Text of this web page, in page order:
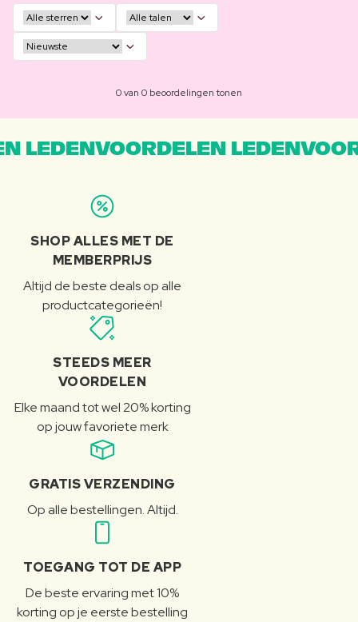
0 van 0 beoordelingen tonen
LEDENVOORDELEN
SHOP ALLES MET DE
MEMBERPRIJS
Altijd de beste deals op alle
productcategorieën!
STEEDS MEER
VOORDELEN
Elke maand tot wel 20% korting
op jouw favoriete merk
GRATIS VERZENDING
Op alle bestellingen. Altijd.
TOEGANG TOT DE APP
De beste ervaring met 10%
korting op je eerste bestelling